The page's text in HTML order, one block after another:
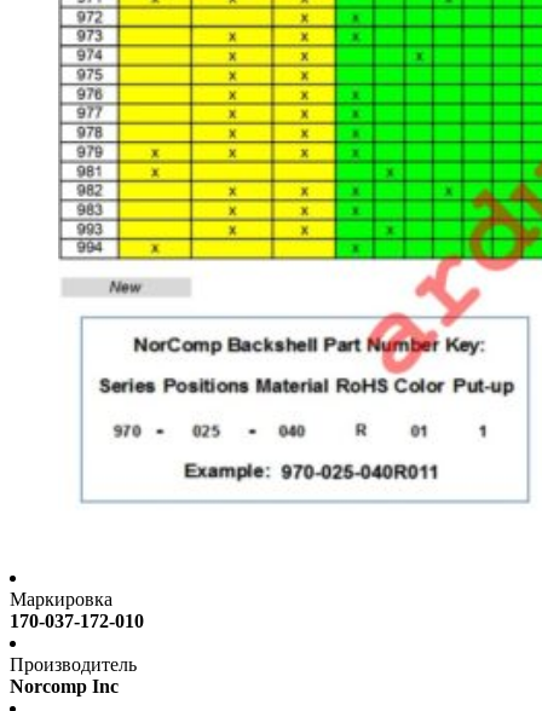
Маркировка
170-037-172-010
Производитель
Norcomp Inc